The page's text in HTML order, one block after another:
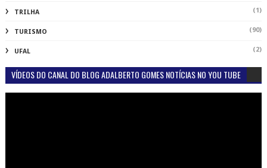
TRILHA (1)
TURISMO (90)
UFAL (2)
VÍDEOS DO CANAL DO BLOG ADALBERTO GOMES NOTÍCIAS NO YOU TUBE